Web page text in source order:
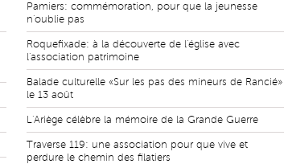
Pamiers: commémoration, pour que la jeunesse
n'oublie pas
Roquefixade: à la découverte de l'église avec
l'association patrimoine
Balade culturelle «Sur les pas des mineurs de Rancié»
le 13 août
L'Ariège célèbre la mémoire de la Grande Guerre
Traverse 119: une association pour que vive et
perdure le chemin des filatiers